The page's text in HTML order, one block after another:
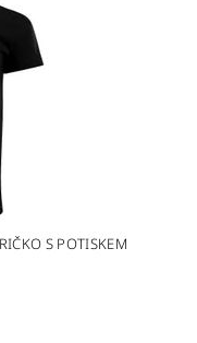
S POTISKEM